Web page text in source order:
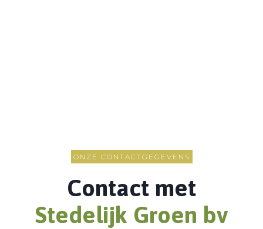
ONZE CONTACTGEGEVENS
Contact met
Stedelijk Groen bv